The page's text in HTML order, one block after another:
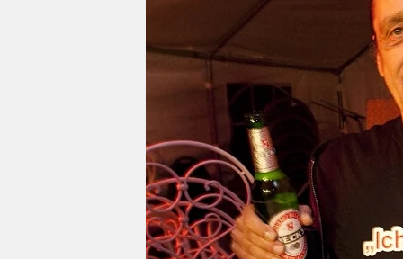
wahrheit
verlag
veranstaltungen
shop
fragen & hilfe